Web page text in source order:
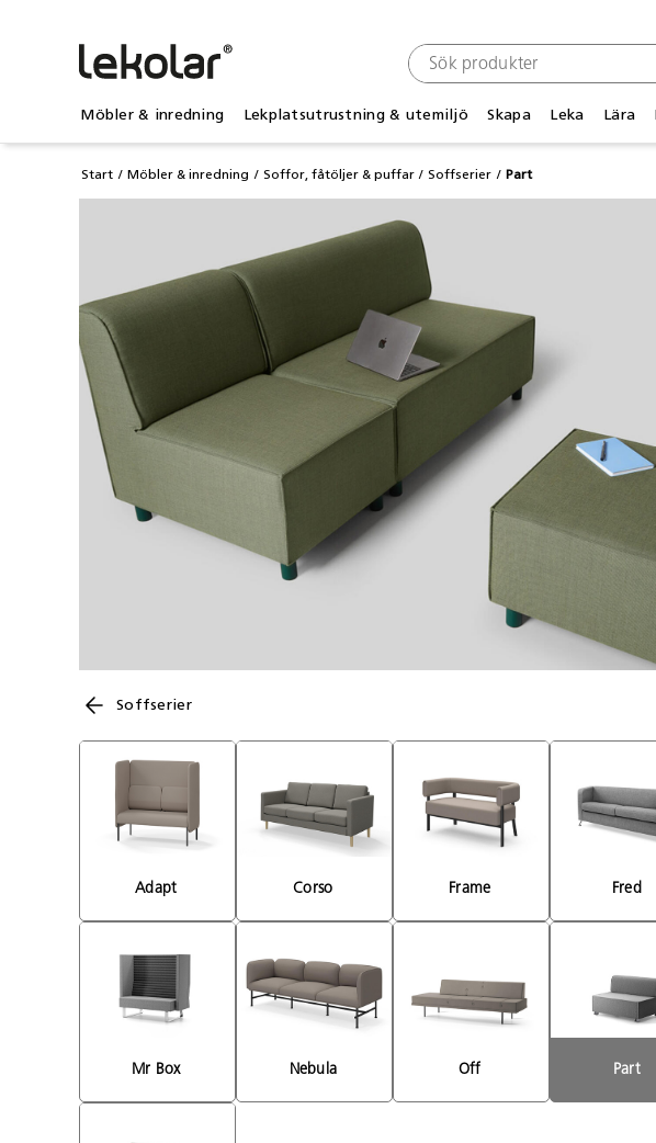
Möbler & inredning Lekplatsutrustning & utemiljö Skapa Leka Lära
Start Möbler & inredning Soffor, fåtöljer & puffar Soffserier Part
Soffserier
Adapt Corso Frame Fred
Mr Box Nebula Off Part